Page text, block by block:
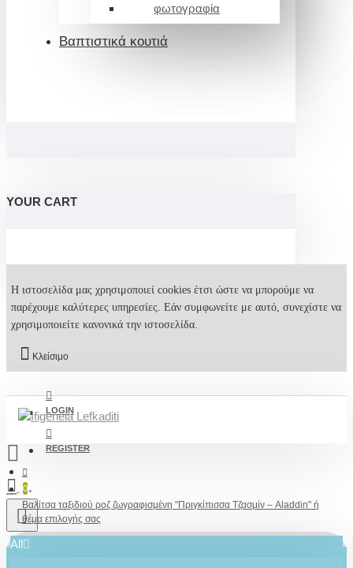
φωτογραφία
Βαπτιστικά κουτιά
YOUR CART
Η ιστοσελίδα μας χρησιμοποιεί cookies έτσι ώστε να μπορούμε να
παρέχουμε καλύτερες υπηρεσίες. Εάν συμφωνείτε με αυτό, συνεχίστε να
χρησιμοποιείτε κανονικά την ιστοσελίδα.
Κλείσιμο
LOGIN
REGISTER
0
All
Βαλίτσα ταξιδιού ροζ ζωγραφισμένη "Πριγκίπισσα Τζασμίν – Aladdin" ή
θέμα επιλογής σας